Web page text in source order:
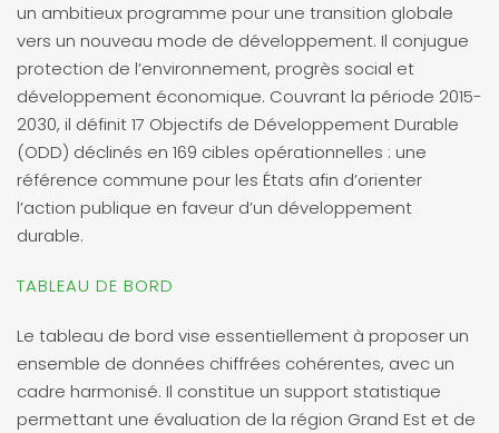
un ambitieux programme pour une transition globale
vers un nouveau mode de développement. Il conjugue
protection de l’environnement, progrès social et
développement économique. Couvrant la période 2015-
2030, il définit 17 Objectifs de Développement Durable
(ODD) déclinés en 169 cibles opérationnelles : une
référence commune pour les États afin d’orienter
l’action publique en faveur d’un développement
durable.
TABLEAU DE BORD
Le tableau de bord vise essentiellement à proposer un
ensemble de données chiffrées cohérentes, avec un
cadre harmonisé. Il constitue un support statistique
permettant une évaluation de la région Grand Est et de